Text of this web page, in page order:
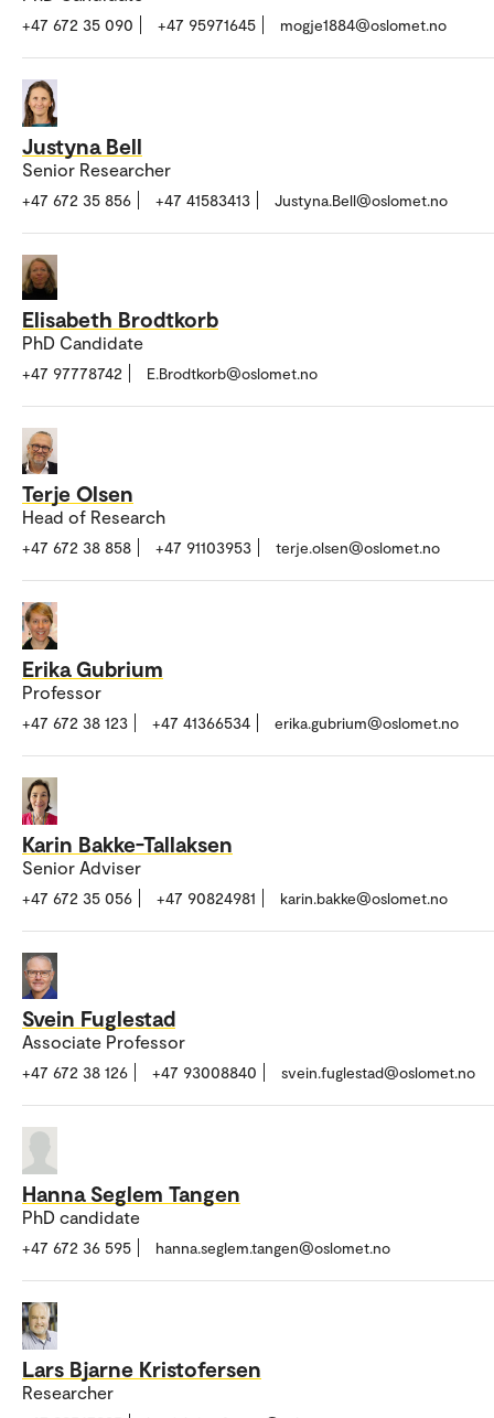
+47 672 35 090 +47 95971645 mogje1884@oslomet.no
Justyna Bell
Senior Researcher
+47 672 35 856 +47 41583413 Justyna.Bell@oslomet.no
Elisabeth Brodtkorb
PhD Candidate
+47 97778742 E.Brodtkorb@oslomet.no
Terje Olsen
Head of Research
+47 672 38 858 +47 91103953 terje.olsen@oslomet.no
Erika Gubrium
Professor
+47 672 38 123 +47 41366534 erika.gubrium@oslomet.no
Karin Bakke-Tallaksen
Senior Adviser
+47 672 35 056 +47 90824981 karin.bakke@oslomet.no
Svein Fuglestad
Associate Professor
+47 672 38 126 +47 93008840 svein.fuglestad@oslomet.no
Hanna Seglem Tangen
PhD candidate
+47 672 36 595 hanna.seglem.tangen@oslomet.no
Lars Bjarne Kristofersen
Researcher